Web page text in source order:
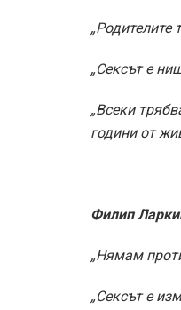
„Родителите
„Сексът е
„Всеки
години от
Филип
„Нямам
„Сексът е